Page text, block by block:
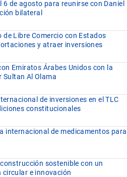
de agosto para reunirse con Daniel
bilateral
Libre Comercio con Estados
y atraer inversiones
Emiratos Árabes Unidos con la
Al Olama
de inversiones en el TLC
constitucionales
internacional de medicamentos para
sostenible con un
circular e innovación